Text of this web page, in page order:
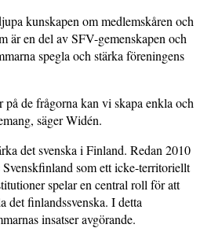
kunskapen om medlemskåren och
är en del av SFV-gemenskapen och
spegla och stärka föreningens
de frågorna kan vi skapa enkla och
säger Widén.
det svenska i Finland. Redan 2010
Svenskfinland som ett icke-territoriellt
spelar en central roll för att
det finlandssvenska. I detta
insatser avgörande.